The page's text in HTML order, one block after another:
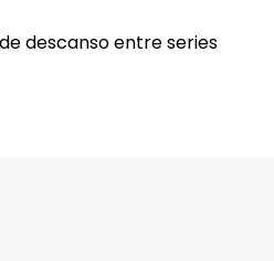
descanso entre series